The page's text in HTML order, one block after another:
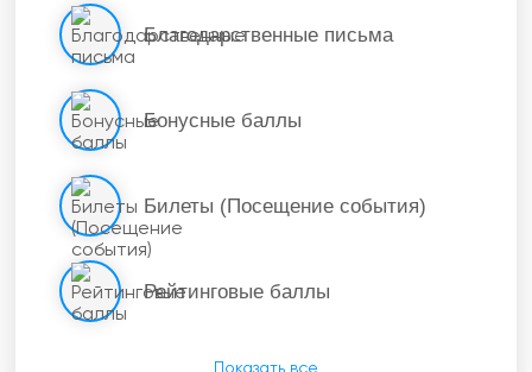
Показать все
Благодарственные письма
Бонусные баллы
Билеты (Посещение события)
Рейтинговые баллы